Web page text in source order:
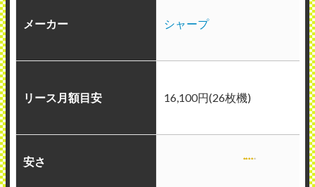
メーカー シャープ
リース月額目安 16,100円(26枚機)
安さ